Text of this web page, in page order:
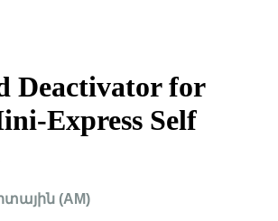
Deactivator for
Express Self
(AM)